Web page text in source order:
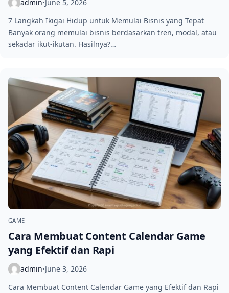
admin•June 5, 2026
7 Langkah Ikigai Hidup untuk Memulai Bisnis yang Tepat
Banyak orang memulai bisnis berdasarkan tren, modal, atau
sekadar ikut-ikutan. Hasilnya?…
GAME
Cara Membuat Content Calendar Game
yang Efektif dan Rapi
admin•June 3, 2026
Cara Membuat Content Calendar Game yang Efektif dan Rapi